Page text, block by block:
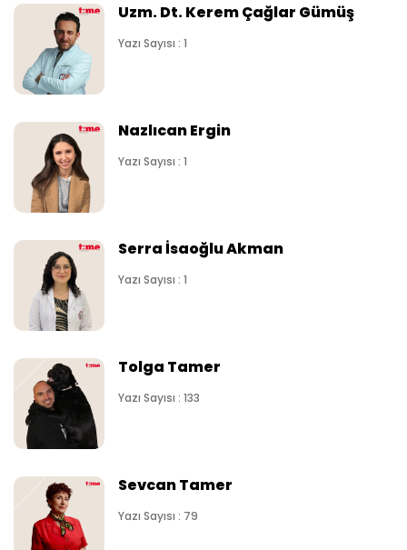
Uzm. Dt. Kerem Çağlar Gümüş
Yazı Sayısı : 1
Nazlıcan Ergin
Yazı Sayısı : 1
Serra İsaoğlu Akman
Yazı Sayısı : 1
Tolga Tamer
Yazı Sayısı : 133
Sevcan Tamer
Yazı Sayısı : 79